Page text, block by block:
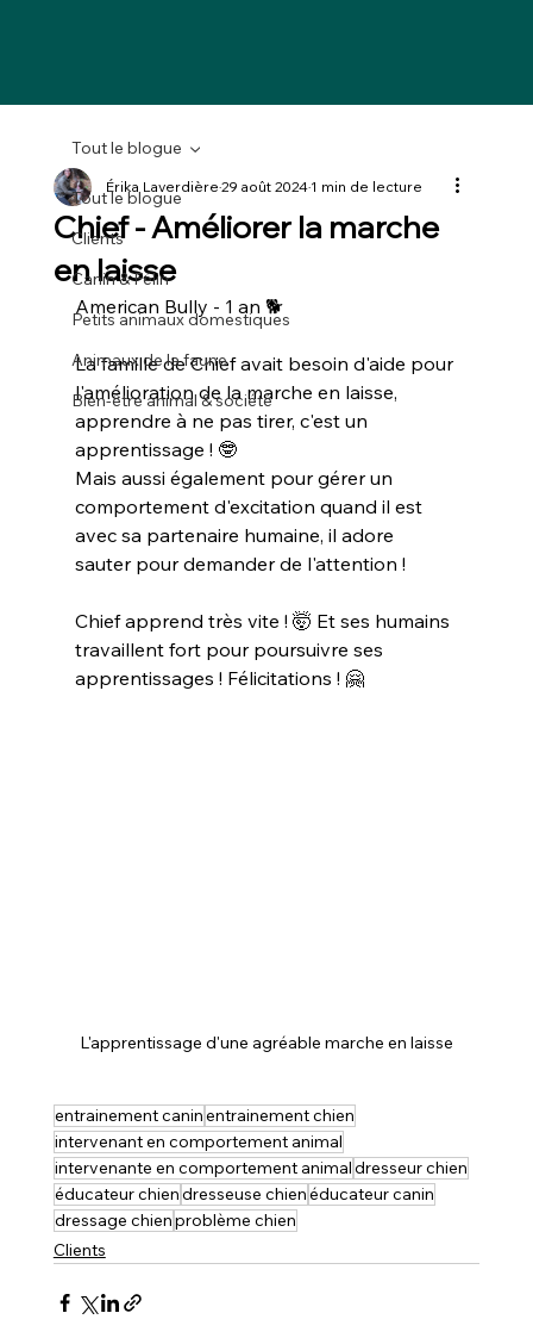
Tout le blogue
Clients
Canin & Félin
Petits animaux domestiques
Animaux de la faune
Bien-être animal & société
Tout le blogue
Chief - Améliorer la marche
en laisse
Érika Laverdière29 août 20241 min de lecture
American Bully - 1 an 🐕
La famille de Chief avait besoin d'aide pour
l'amélioration de la marche en laisse,
apprendre à ne pas tirer, c'est un
apprentissage ! 🤓
Mais aussi également pour gérer un
comportement d'excitation quand il est
avec sa partenaire humaine, il adore
sauter pour demander de l'attention !
Chief apprend très vite ! 🤯 Et ses humains
travaillent fort pour poursuivre ses
apprentissages ! Félicitations ! 🤗
L'apprentissage d'une agréable marche en laisse
entrainement caninentrainement chien
intervenant en comportement animal
intervenante en comportement animaldresseur chien
éducateur chiendresseuse chienéducateur canin
dressage chienproblème chien
Clients